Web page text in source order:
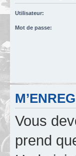
Utilisateur:
Mot de passe:
Vous
prend